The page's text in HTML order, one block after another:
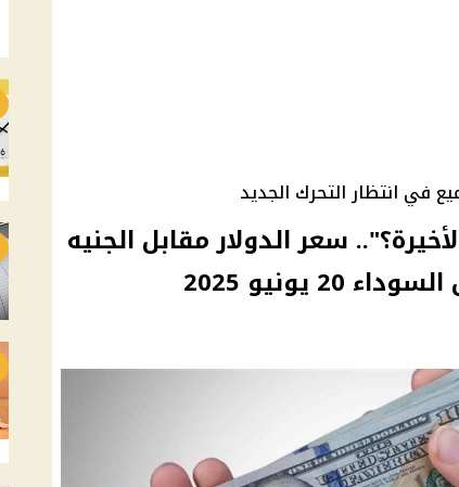
في انتظار التحرك الجديد
سعر الدولار مقابل الجنيه
يونيو 2025